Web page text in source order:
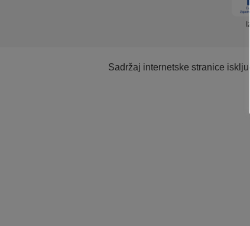
Sadržaj internetske stranice